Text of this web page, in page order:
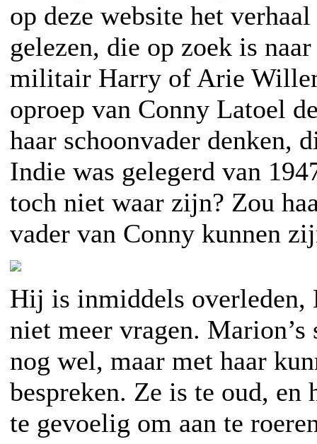
op deze website het
gelezen, die op zoek is
militair Harry of Arie
oproep van Conny Latoel
haar schoonvader denken,
Indie was gelegerd van
toch niet waar zijn? Zou
vader van Conny kunnen
Hij is inmiddels overleden,
niet meer vragen. Marion’s
nog wel, maar met haar
bespreken. Ze is te oud, en
te gevoelig om aan te